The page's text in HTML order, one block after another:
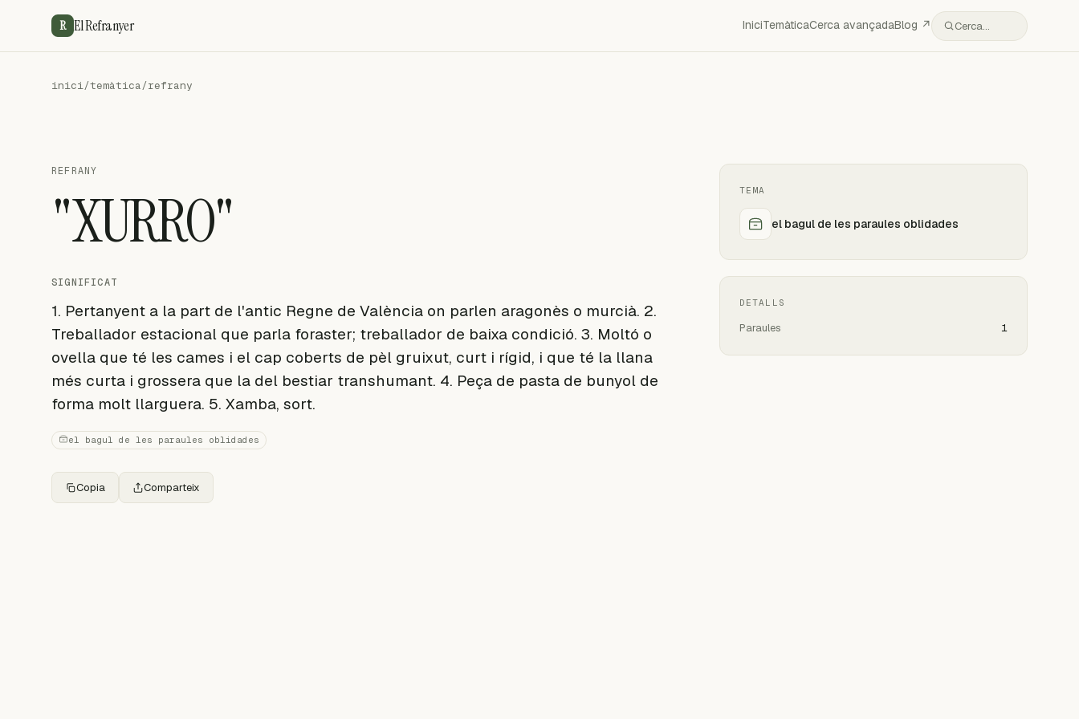
R El Refranyer IniciTemàticaCerca avançadaBlog ↗ Cerca…
inici/temàtica/refrany
REFRANY
"XURRO"
SIGNIFICAT
1. Pertanyent a la part de l'antic Regne de València on parlen aragonès o murcià. 2.
Treballador estacional que parla foraster; treballador de baixa condició. 3. Moltó o
ovella que té les cames i el cap coberts de pèl gruixut, curt i rígid, i que té la llana
més curta i grossera que la del bestiar transhumant. 4. Peça de pasta de bunyol de
forma molt llarguera. 5. Xamba, sort.
el bagul de les paraules oblidades
Copia Comparteix
TEMA
el bagul de les paraules oblidades
DETALLS
Paraules 1